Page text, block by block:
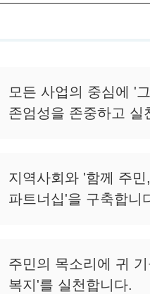
모든 사업의 중심에 '
존엄성을 존중하고 실
지역사회와 '함께 주
파트너십'을 구축합니
주민의 목소리에 귀
복지'를 실천합니다.